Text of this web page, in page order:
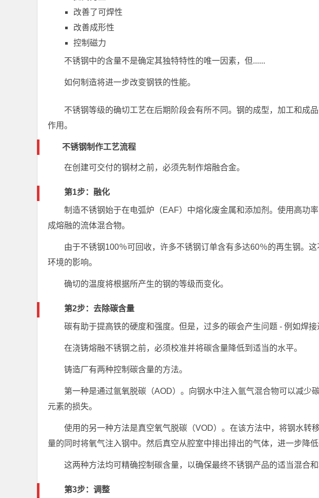
改善了可焊性
改善成形性
控制磁力
不锈钢中的含量不是确定其独特特性的唯一因素，但......
如何制造将进一步改变钢铁的性能。
不锈钢等级的确切工艺在后期阶段会有所不同。钢的成型，加工和成
作用。
不锈钢制作工艺流程
在创建可交付的钢材之前，必须先制作熔融合金。
第1步：融化
制造不锈钢始于在电弧炉（EAF）中熔化废金属和添加剂。使用高功
成熔融的流体混合物。
由于不锈钢100％可回收，许多不锈钢订单含有多达60％的再生钢。
环境的影响。
确切的温度​​将根据所产生的钢的等级而变化。
第2步：去除碳含量
碳有助于提高铁的硬度和强度。但是，过多的碳会产生问题 - 例如焊接
在浇铸熔融不锈钢之前，必须校准并将碳含量降低到适当的水平。
铸造厂有两种控制碳含量的方法。
第一种是通过氩氧脱碳（AOD）。向钢水中注入氩气混合物可以减少
元素的损失。
使用的另一种方法是真空氧气脱碳（VOD）。在该方法中，将钢水转
量的同时将氧气注入钢中。然后真空从腔室中排出排出的气体，进一步降低
这两种方法均可精确控制碳含量，以确保最终不锈钢产品的适当混合和
第3步：调整